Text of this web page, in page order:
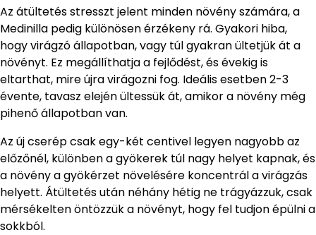
Az átültetés stresszt jelent minden növény számára, a
Medinilla pedig különösen érzékeny rá. Gyakori hiba,
hogy virágzó állapotban, vagy túl gyakran ültetjük át a
növényt. Ez megállíthatja a fejlődést, és évekig is
eltarthat, mire újra virágozni fog. Ideális esetben 2-3
évente, tavasz elején ültessük át, amikor a növény még
pihenő állapotban van.
Az új cserép csak egy-két centivel legyen nagyobb az
előzőnél, különben a gyökerek túl nagy helyet kapnak, és
a növény a gyökérzet növelésére koncentrál a virágzás
helyett. Átültetés után néhány hétig ne trágyázzuk, csak
mérsékelten öntözzük a növényt, hogy fel tudjon épülni a
sokkból.